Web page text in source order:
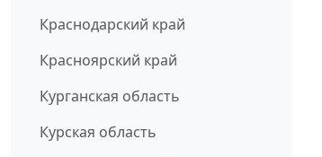
Краснодарский край
Красноярский край
Курганская область
Курская область